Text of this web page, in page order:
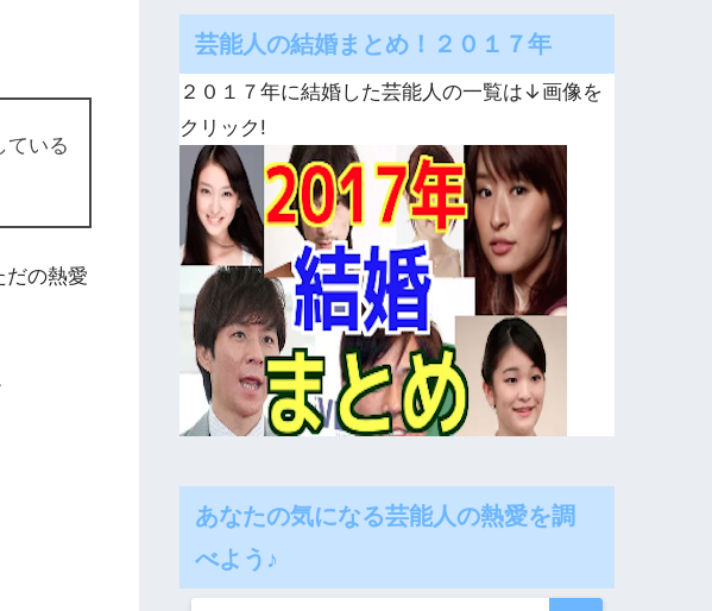
ている
だの熱愛
芸能人の結婚まとめ！２０１７年
２０１７年に結婚した芸能人の一覧は↓画像を
クリック!
あなたの気になる芸能人の熱愛を調
べよう♪